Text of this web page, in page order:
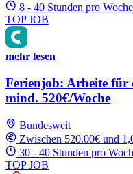
8 - 40 Stunden pro Woche
TOP JOB
mehr lesen
Ferienjob: Arbeite für
mind. 520€/Woche
Bundesweit
Zwischen 520.00€ und
30 - 40 Stunden pro
TOP JOB